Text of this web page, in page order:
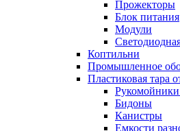
Прожекторы
Блок питания
Модули
Коптильни
Промышленное
Пластиковая тара
Бидоны
Канистры
Емкости